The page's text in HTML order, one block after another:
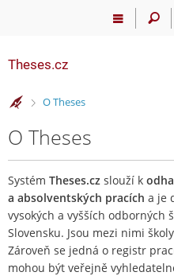
Theses.cz
>
O Theses
O Theses
Systém Theses.cz slouží k
a absolventských pracích a je
vysokých a vyšších odborných
Slovensku. Jsou mezi nimi
Zároveň se jedná o registr
mohou být veřejně